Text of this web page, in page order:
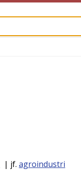
| jf. agroindustri